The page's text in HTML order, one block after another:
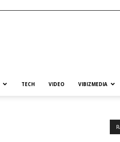
TECH VIDEO VIBIZMEDIA